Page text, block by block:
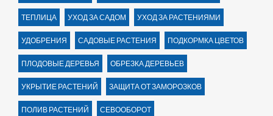
ТЕПЛИЦА УХОД ЗА САДОМ УХОД ЗА РАСТЕНИЯМИ
УДОБРЕНИЯ САДОВЫЕ РАСТЕНИЯ ПОДКОРМКА ЦВЕТОВ
ПЛОДОВЫЕ ДЕРЕВЬЯ ОБРЕЗКА ДЕРЕВЬЕВ
УКРЫТИЕ РАСТЕНИЙ ЗАЩИТА ОТ ЗАМОРОЗКОВ
ПОЛИВ РАСТЕНИЙ СЕВООБОРОТ